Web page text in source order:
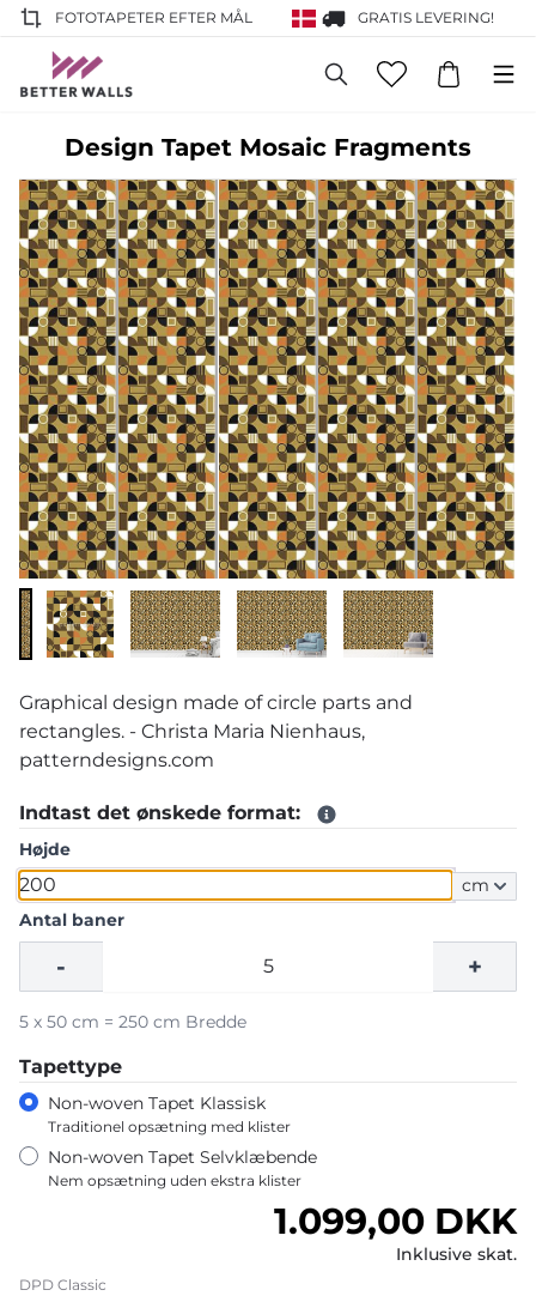
FOTOTAPETER EFTER MÅL GRATIS LEVERING!
Design Tapet Mosaic Fragments
Graphical design made of circle parts and
rectangles. - Christa Maria Nienhaus,
patterndesigns.com
Indtast det ønskede format:
Højde
cm
Antal baner
- +
5 x 50 cm = 250 cm Bredde
Tapettype
Non-woven Tapet Klassisk
Traditionel opsætning med klister
Non-woven Tapet Selvklæbende
Nem opsætning uden ekstra klister
Normalpris
1.099,00 DKK
Inklusive skat.
DPD Classic